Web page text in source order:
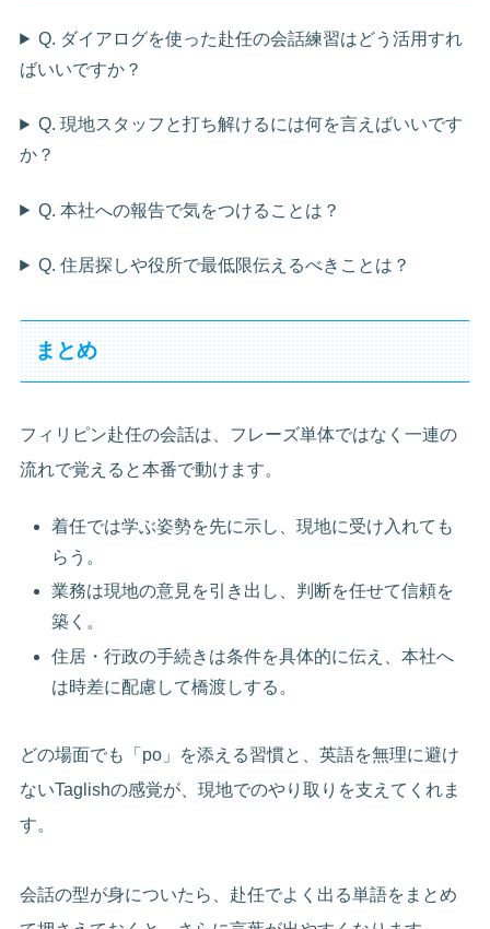
Q. ダイアログを使った赴任の会話練習はどう活用すれ
ばいいですか？
Q. 現地スタッフと打ち解けるには何を言えばいいです
か？
Q. 本社への報告で気をつけることは？
Q. 住居探しや役所で最低限伝えるべきことは？
まとめ
フィリピン赴任の会話は、フレーズ単体ではなく一連の
流れで覚えると本番で動けます。
着任では学ぶ姿勢を先に示し、現地に受け入れても
らう。
業務は現地の意見を引き出し、判断を任せて信頼を
築く。
住居・行政の手続きは条件を具体的に伝え、本社へ
は時差に配慮して橋渡しする。
どの場面でも「po」を添える習慣と、英語を無理に避け
ないTaglishの感覚が、現地でのやり取りを支えてくれま
す。
会話の型が身についたら、赴任でよく出る単語をまとめ